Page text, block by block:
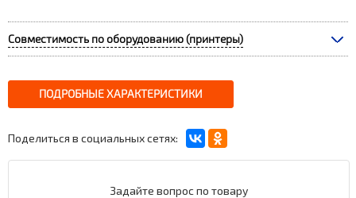
Совместимость по оборудованию (принтеры)
ПОДРОБНЫЕ ХАРАКТЕРИСТИКИ
Поделиться в социальных сетях:
Задайте вопрос по товару